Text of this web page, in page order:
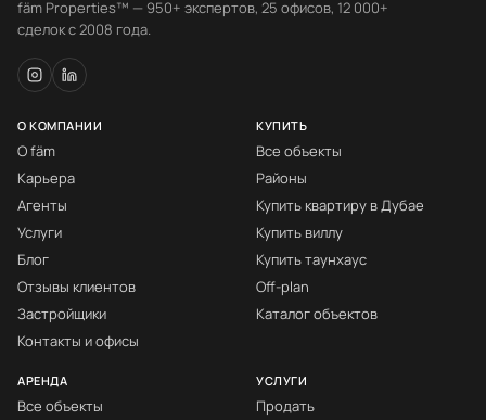
fäm Properties™ — 950+ экспертов, 25 офисов, 12 000+
сделок с 2008 года.
О КОМПАНИИ
О fäm
Карьера
Агенты
Услуги
Блог
Отзывы клиентов
Застройщики
Контакты и офисы
КУПИТЬ
Все объекты
Районы
Купить квартиру в Дубае
Купить виллу
Купить таунхаус
Off-plan
Каталог объектов
АРЕНДА
Все объекты
УСЛУГИ
Продать